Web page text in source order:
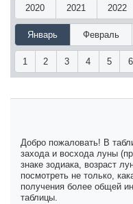
2020 2021 2022
Январь Февраль
1 2 3 4 5 6
Добро пожаловать! В
захода и восхода луны
знаке зодиака, возраст
посмотреть не только,
получения более общей
таблицы.